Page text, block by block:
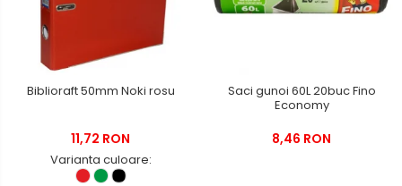
Biblioraft 50mm Noki rosu
11,72 RON
Varianta culoare:
Saci gunoi 60L 20buc Fino
Economy
8,46 RON